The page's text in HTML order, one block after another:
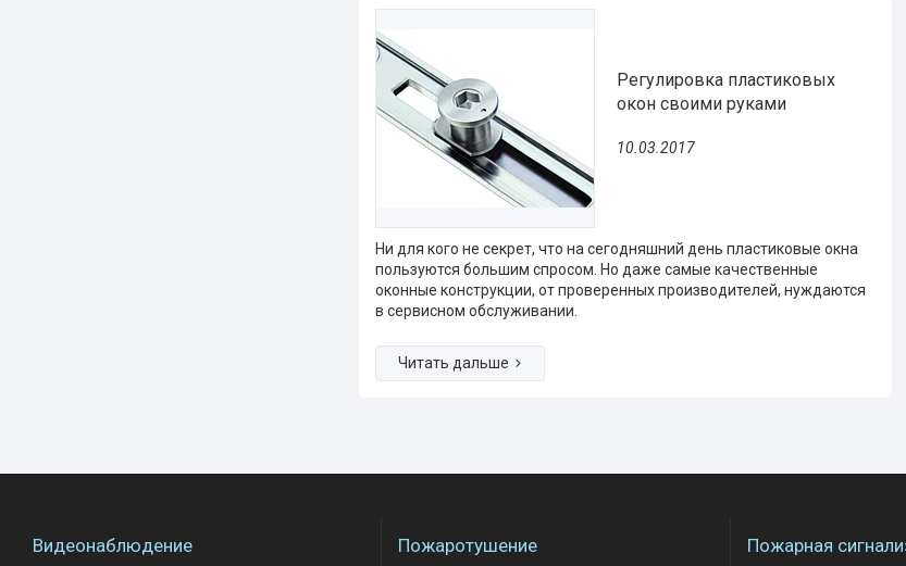
Регулировка пластиковых
окон своими руками
10.03.2017
Ни для кого не секрет, что на сегодняшний день пластиковые окна
пользуются большим спросом. Но даже самые качественные
оконные конструкции, от проверенных производителей, нуждаются
в сервисном обслуживании.
Видеонаблюдение Пожаротушение Пожарная